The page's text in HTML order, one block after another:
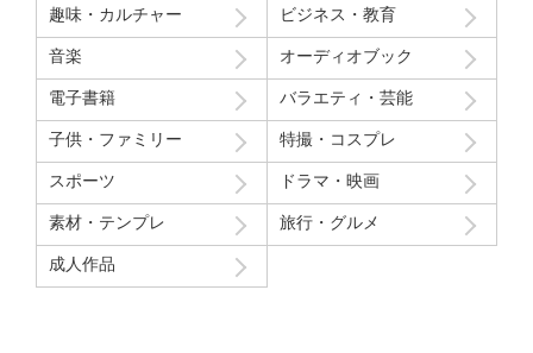
価格の安い順
価格の高い順
月間ランキング
年間ランキング
趣味・カルチャー ビジネス・教育
音楽 オーディオブック
電子書籍 バラエティ・芸能
子供・ファミリー 特撮・コスプレ
スポーツ ドラマ・映画
素材・テンプレ 旅行・グルメ
成人作品